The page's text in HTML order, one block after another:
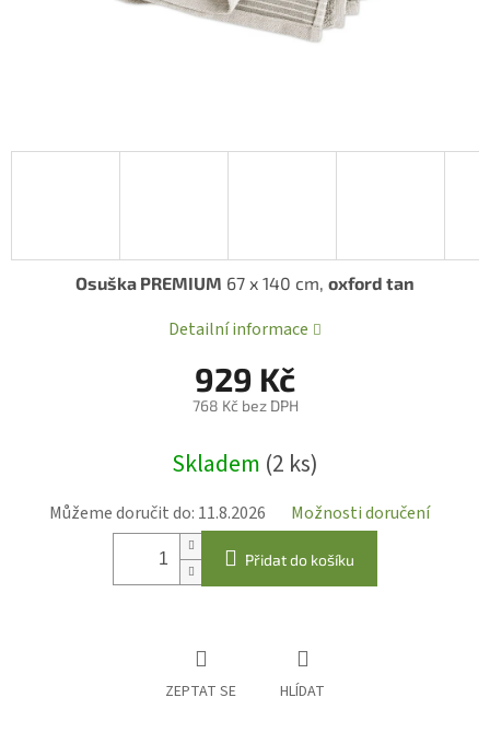
929 Kč
768 Kč bez DPH
cena:
Skladem (2 ks)
Můžeme doručit do: 11.8.2026 Možnosti doručení
Přidat do košíku
Osuška PREMIUM 67 x 140 cm, oxford tan
Detailní informace
ZEPTAT SE HLÍDAT